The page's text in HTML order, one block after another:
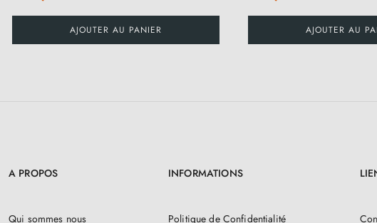
AJOUTER AU PANIER AJOUTER AU
A PROPOS
Qui sommes nous
INFORMATIONS
Politique de Confidentialité